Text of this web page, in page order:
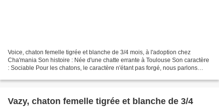
Voice, chaton femelle tigrée et blanche de 3/4 mois, à l'adoption chez
Cha'mania Son histoire : Née d'une chatte errante à Toulouse Son caractère
: Sociable Pour les chatons, le caractère n'étant pas forgé, nous parlons
Vazy, chaton femelle tigrée et blanche de 3/4